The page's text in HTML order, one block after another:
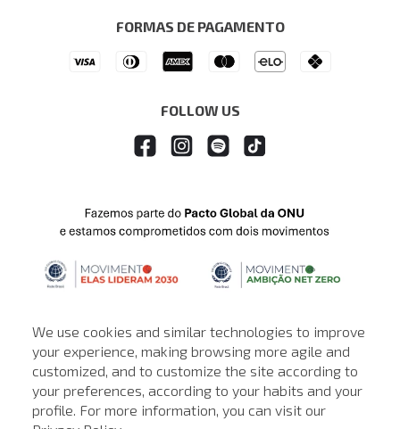
We use cookies and similar technologies to improve
your experience, making browsing more agile and
customized, and to customize the site according to
your preferences, according to your habits and your
profile. For more information, you can visit our
FORMAS DE PAGAMENTO
FOLLOW US
© © Copyright 2000-2026 - Todos os direitos reservados. A Loja de